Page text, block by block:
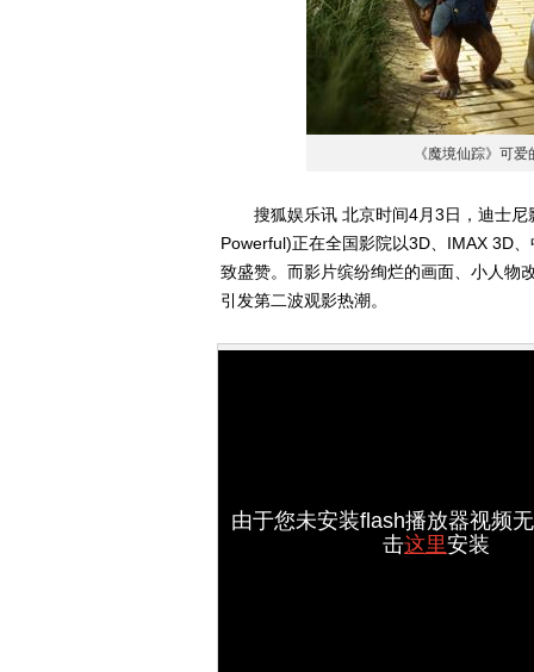
《魔境仙踪》可
搜狐娱乐讯 北京时间4月3日，迪士尼
Powerful)正在全国影院以3D、IMAX 3D
致盛赞。而影片缤纷绚烂的画面、小人物
引发第二波观影热潮。
由于您未安装flash播放器视频
击这里安装